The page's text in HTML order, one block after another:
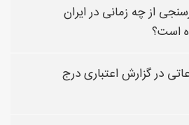
از چه زمانی در ایران
است؟
در گزارش اعتباری درج